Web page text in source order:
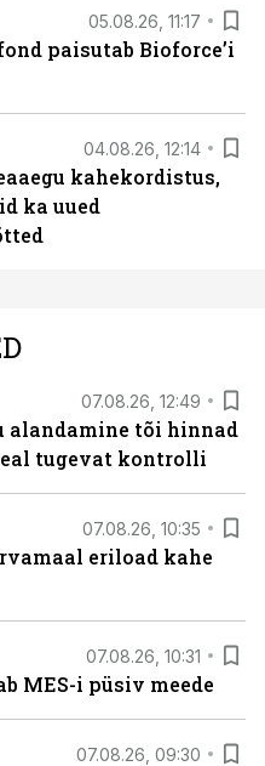
05.08.26, 11:17
paisutab Bioforce’i
04.08.26, 12:14
kahekordistus,
ka uued
07.08.26, 12:49
alandamine tõi hinnad
tugevat kontrolli
07.08.26, 10:35
eriload kahe
07.08.26, 10:31
MES-i püsiv meede
07.08.26, 09:30